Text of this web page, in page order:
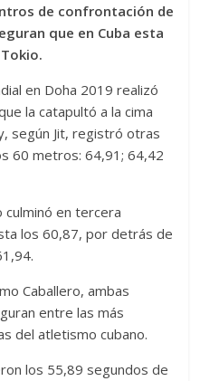
de confrontación de
que en Cuba esta
en Doha 2019 realizó
la catapultó a la cima
según Jit, registró otras
60 metros: 64,91; 64,42
culminó en tercera
los 60,87, por detrás de
Caballero, ambas
entre las más
del atletismo cubano.
los 55,89 segundos de